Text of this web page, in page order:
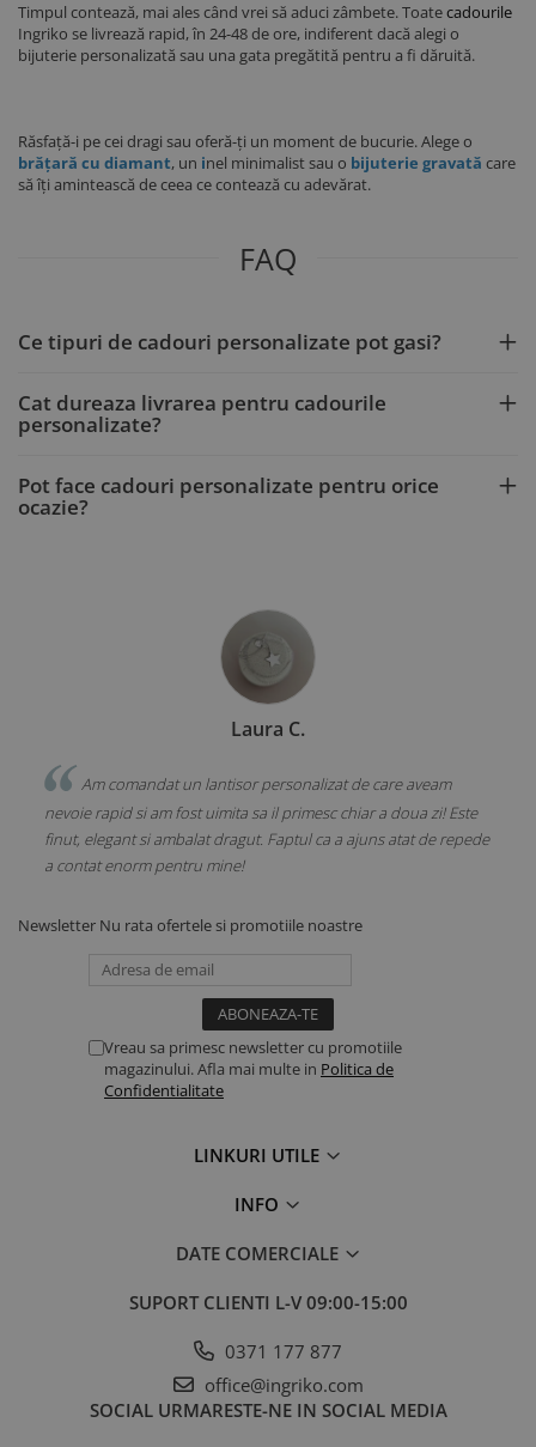
Timpul contează, mai ales când vrei să aduci zâmbete. Toatecadourile
Ingriko se livrează rapid, în 24-48 de ore, indiferent dacă alegi o
bijuterie personalizată sau una gata pregătită pentru a fi dăruită.
Răsfață-i pe cei dragi sau oferă-ți un moment de bucurie. Alege o
brățară cu diamant, un inel minimalist sau o bijuterie gravată care
să îți amintească de ceea ce contează cu adevărat.
FAQ
Ce tipuri de cadouri personalizate pot gasi?
Cat dureaza livrarea pentru cadourile
personalizate?
Pot face cadouri personalizate pentru orice
ocazie?
Laura C.
Am comandat un lantisor personalizat de care aveam
rapid si am fost uimita sa il primesc chiar a doua zi! Este
elegant si ambalat dragut. Faptul ca a ajuns atat de repede
contat enorm pentru mine!
mea si
Newsletter Nu rata ofertele si promotiile noastre
Vreau sa primesc newsletter cu promotiile
magazinului. Afla mai multe in Politica de
Confidentialitate
LINKURI UTILE
INFO
DATE COMERCIALE
SUPORT CLIENTI L-V 09:00-15:00
0371 177 877
office@ingriko.com
SOCIAL URMARESTE-NE IN SOCIAL MEDIA